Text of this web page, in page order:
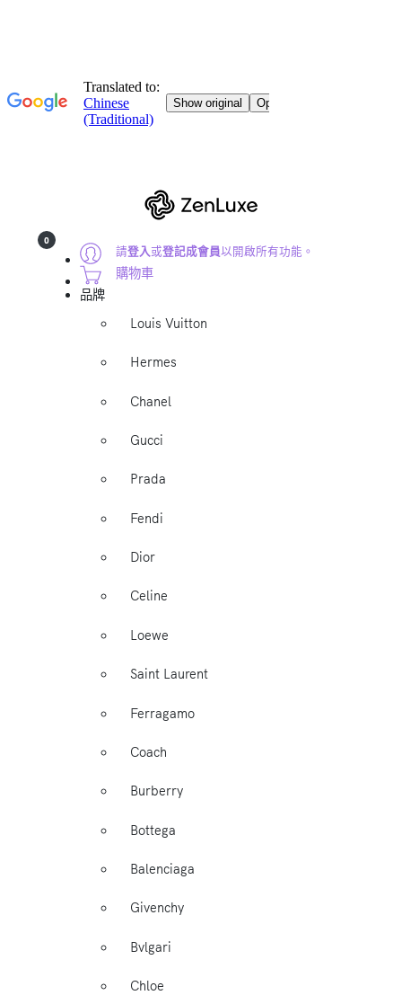
請登入或登記成會員以開啟所有功能。
0
購物車
品牌
Louis Vuitton
Hermes
Chanel
Gucci
Prada
Fendi
Dior
Celine
Loewe
Saint Laurent
Ferragamo
Coach
Burberry
Bottega
Balenciaga
Givenchy
Bvlgari
Chloe